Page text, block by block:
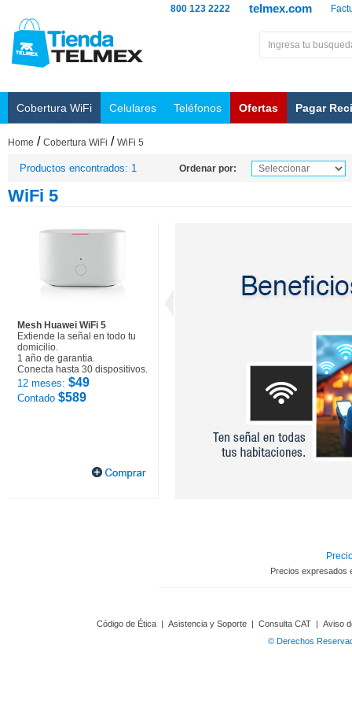
telmex.com
800 123 2222
Cobertura WiFi Celulares Teléfonos Ofertas Pagar
Home / Cobertura WiFi / WiFi 5
Productos encontrados: 1 Ordenar por:
WiFi 5
Mesh Huawei WiFi 5
Extiende la señal en todo tu
domicilio.
1 año de garantia.
Conecta hasta 30 dispositivos.
12 meses: $49
Contado $589
Precios expresados
Código de Ética | Asistencia y Soporte | Consulta CAT | Aviso
© Derechos